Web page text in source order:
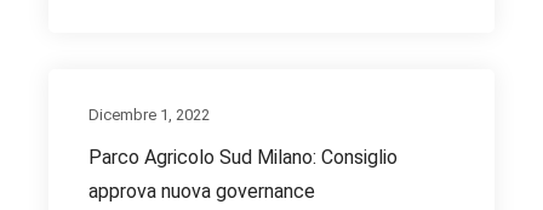
Dicembre 1, 2022
Parco Agricolo Sud Milano: Consiglio
approva nuova governance